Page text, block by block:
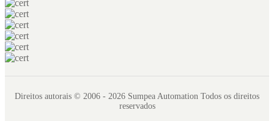
Direitos autorais © 2006 - 2026 Sumpea Automation Todos os direitos
reservados